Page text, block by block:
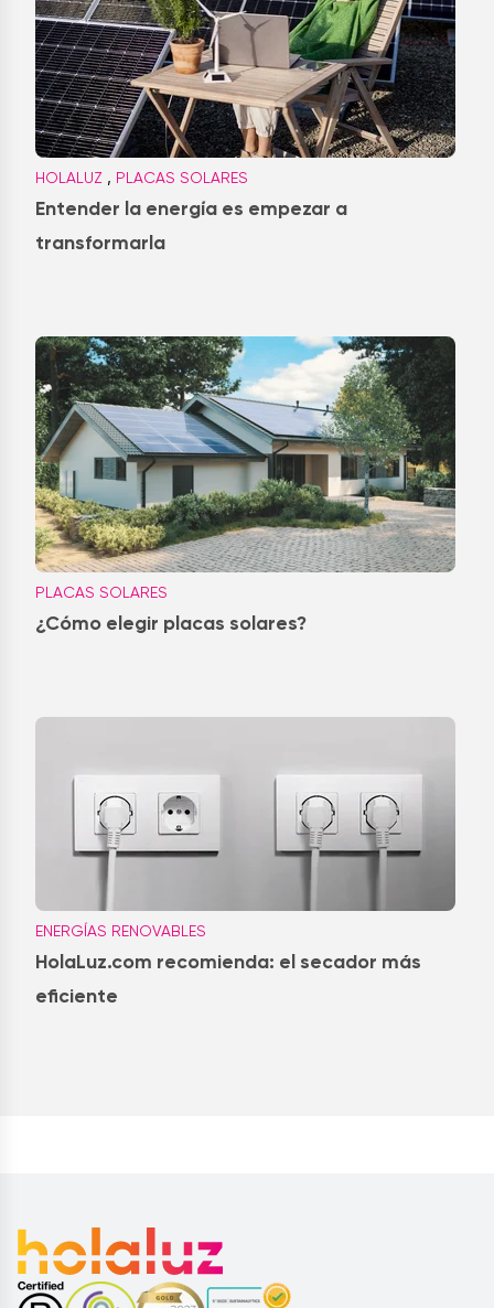
HOLALUZ , PLACAS SOLARES
Entender la energía es empezar a
transformarla
PLACAS SOLARES
¿Cómo elegir placas solares?
ENERGÍAS RENOVABLES
HolaLuz.com recomienda: el secador más
eficiente